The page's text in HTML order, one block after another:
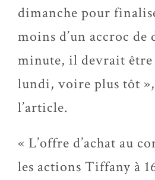
dimanche pour
moins d’un accroc de
minute, il devrait être
lundi, voire plus tôt
l’article.
« L’offre d’achat au
les actions Tiffany à